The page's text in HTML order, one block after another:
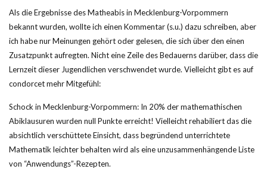
Als die Ergebnisse des Matheabis in Mecklenburg-Vorpommern
bekannt wurden, wollte ich einen Kommentar (s.u.) dazu schreiben, aber
ich habe nur Meinungen gehört oder gelesen, die sich über den einen
Zusatzpunkt aufregten. Nicht eine Zeile des Bedauerns darüber, dass die
Lernzeit dieser Jugendlichen verschwendet wurde. Vielleicht gibt es auf
condorcet mehr Mitgefühl:
Schock in Mecklenburg-Vorpommern: In 20% der mathemathischen
Abiklausuren wurden null Punkte erreicht! Vielleicht rehabiliert das die
absichtlich verschüttete Einsicht, dass begründend unterrichtete
Mathematik leichter behalten wird als eine unzusammenhängende Liste
von “Anwendungs”-Rezepten.